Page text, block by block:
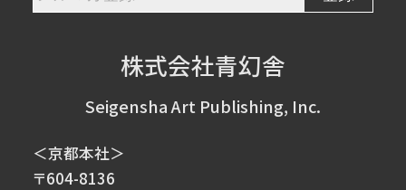
株式会社青幻舎
Seigensha Art Publishing, Inc.
＜京都本社＞
〒604-8136